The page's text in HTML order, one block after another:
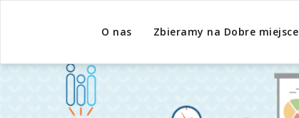
O nas Zbieramy na Dobre miejsce